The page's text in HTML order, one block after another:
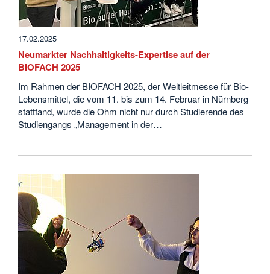
17.02.2025
Neumarkter Nachhaltigkeits-Expertise auf der
BIOFACH 2025
Im Rahmen der BIOFACH 2025, der Weltleitmesse für Bio-
Lebensmittel, die vom 11. bis zum 14. Februar in Nürnberg
stattfand, wurde die Ohm nicht nur durch Studierende des
Studiengangs „Management in der…